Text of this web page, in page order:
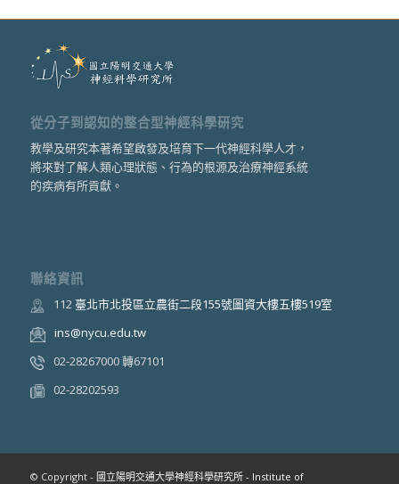
從分子到認知的整合型神經科學研究
教學及研究本著希望啟發及培育下一代神經科學人才，
將來對了解人類心理狀態、行為的根源及治療神經系統
的疾病有所貢獻。
聯絡資訊
112臺北市北投區立農街二段155號圖資大樓五樓519室
ins@nycu.edu.tw
02-28267000 轉67101
02-28202593
© Copyright - 國立陽明交通大學神經科學研究所 - Institute of